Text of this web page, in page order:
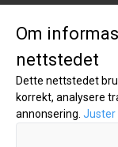
Org. nr.
Tlf: 90211111
Om
nettstedet
Dette nettstedet
korrekt, analysere
annonsering. Juster